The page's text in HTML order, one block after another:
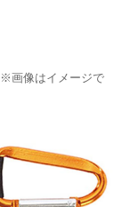
画像はイメージで